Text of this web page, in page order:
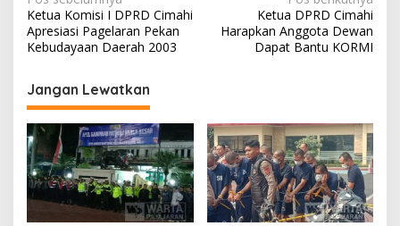
a
v
i
g
a
s
i
p
Ketua Komisi I DPRD Cimahi
Apresiasi Pagelaran Pekan
Kebudayaan Daerah 2003
Ketua DPRD Cimahi
Harapkan Anggota Dewan
Dapat Bantu KORMI
Jangan Lewatkan